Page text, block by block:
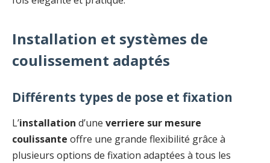
Installation et systèmes de
coulissement adaptés
Différents types de pose et fixation
L’installation d’une verriere sur mesure
coulissante offre une grande flexibilité grâce à
plusieurs options de fixation adaptées à tous les